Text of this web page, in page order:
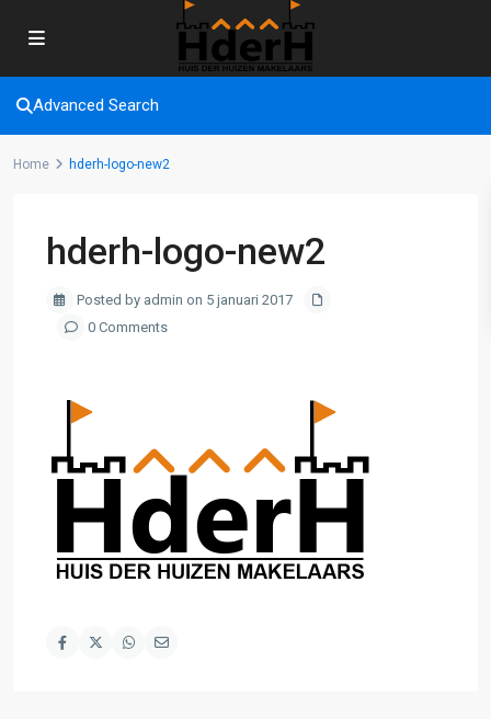
Advanced Search
Home hderh-logo-new2
hderh-logo-new2
Posted by admin on 5 januari 2017
0 Comments